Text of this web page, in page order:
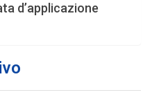
d’applicazione